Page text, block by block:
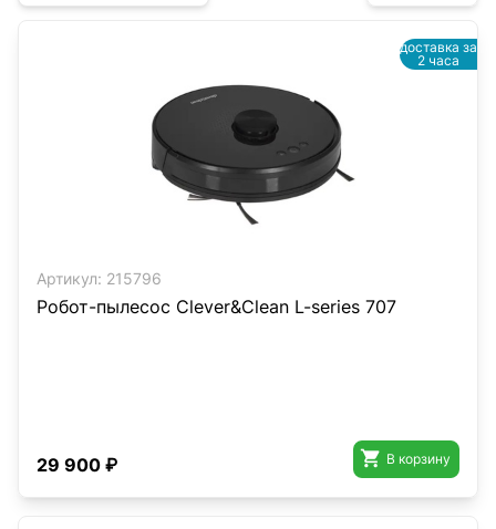
Артикул: 215796
Робот-пылесос Clever&Clean L-series 707
29 900 ₽  В корзину
доставка за
2 часа